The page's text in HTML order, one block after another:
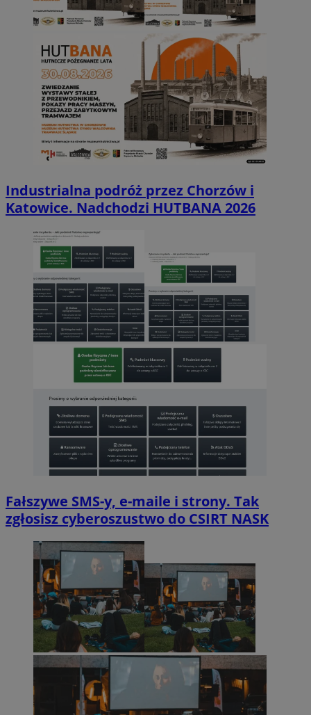
Industrialna podróż przez Chorzów i
Katowice. Nadchodzi HUTBANA 2026
Fałszywe SMS-y, e-maile i strony. Tak
zgłosisz cyberoszustwo do CSIRT NASK